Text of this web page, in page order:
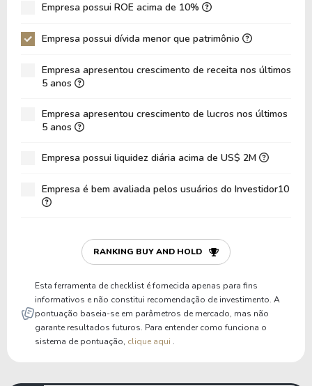
Patrimônio / Ativos
0,44
Passivos / Ativos
0,37
CAGR Receitas 5 anos
CAGR Lucros 5 anos
-6,09%
Empresa possui ROE acima de 10%
Empresa possui dívida menor que patrimônio
Empresa apresentou crescimento de receita nos últimos
5 anos
Empresa apresentou crescimento de lucros nos últimos
5 anos
Empresa possui liquidez diária acima de US$ 2M
Empresa é bem avaliada pelos usuários do Investidor10
RANKING BUY AND HOLD
Esta ferramenta de checklist é fornecida apenas para fins
informativos e não constitui recomendação de investimento. A
pontuação baseia-se em parâmetros de mercado, mas não
garante resultados futuros. Para entender como funciona o
sistema de pontuação, clique aqui .